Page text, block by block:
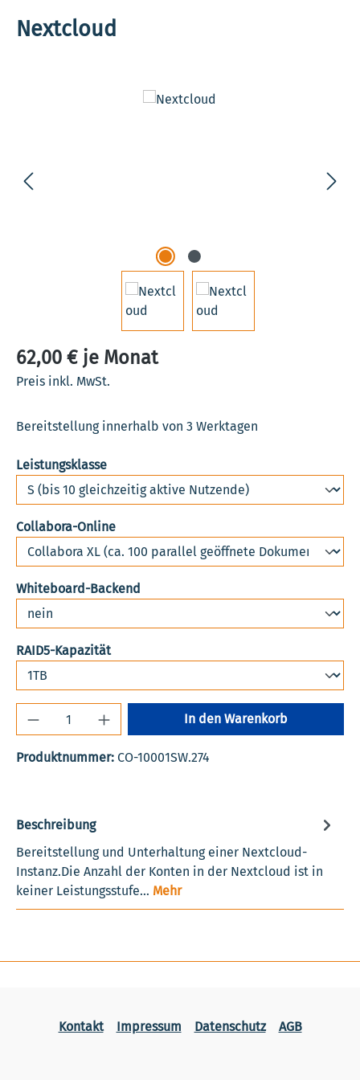
Nextcloud
Bildergalerie überspringen
62,00 € je Monat
Preis inkl. MwSt.
Bereitstellung innerhalb von 3 Werktagen
Leistungsklasseauswählen
Collabora-Onlineauswählen
Whiteboard-Backend
RAID5-Kapazitätauswählen
Produkt Anzahl: Gib den gewünschten
In den Warenkorb
Produktnummer: CO-10001SW.274
Beschreibung
Bereitstellung und Unterhaltung einer Nextcloud-
Instanz.Die Anzahl der Konten in der Nextcloud ist in
keiner Leistungsstufe… Mehr
Kontakt Impressum Datenschutz AGB